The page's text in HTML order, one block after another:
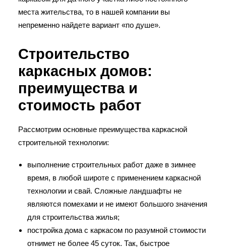
места жительства, то в нашей компании вы
непременно найдете вариант «по душе».
Строительство
каркасных домов:
преимущества и
стоимость работ
Рассмотрим основные преимущества каркасной
строительной технологии:
выполнение строительных работ даже в зимнее
время, в любой широте с применением каркасной
технологии и свай. Сложные ландшафты не
являются помехами и не имеют большого значения
для строительства жилья;
постройка дома с каркасом по разумной стоимости
отнимет не более 45 суток. Так, быстрое